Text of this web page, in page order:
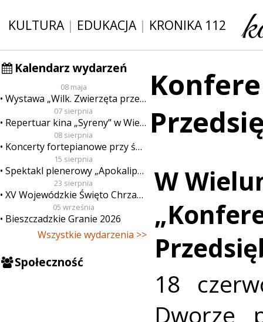
KULTURA| EDUKACJA| KRONIKA 112
Kalendarz wydarzeń
08 maja
Wystawa „Wilk. Zwierzęta przeklęte”
07 sierpnia
Repertuar kina „Syreny” w Wieluniu w dn. od 7 do 13 sierpnia
08 sierpnia
Koncerty fortepianowe przy świecach
15 sierpnia
Spektakl plenerowy „Apokalipsa”
23 sierpnia
XV Wojewódzkie Święto Chrzanu
05 września
Bieszczadzkie Granie 2026
Wszystkie wydarzenia >>
Społeczność
W
18
Dworze